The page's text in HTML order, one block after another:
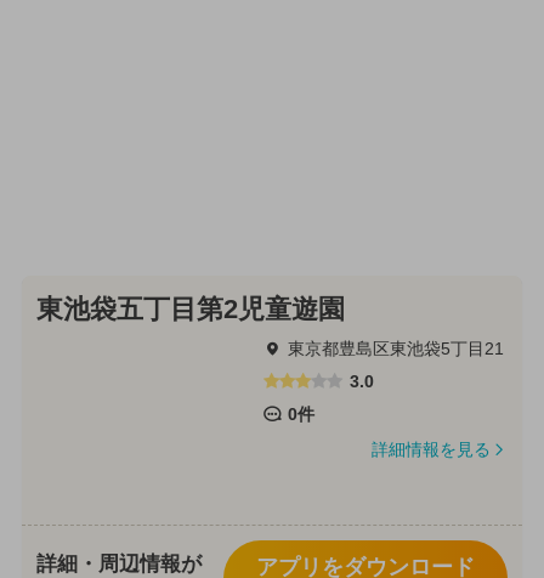
東池袋五丁目第2児童遊園
東京都豊島区東池袋5丁目21
3.0
0件
詳細情報を見る
詳細・周辺情報が
アプリをダウンロード